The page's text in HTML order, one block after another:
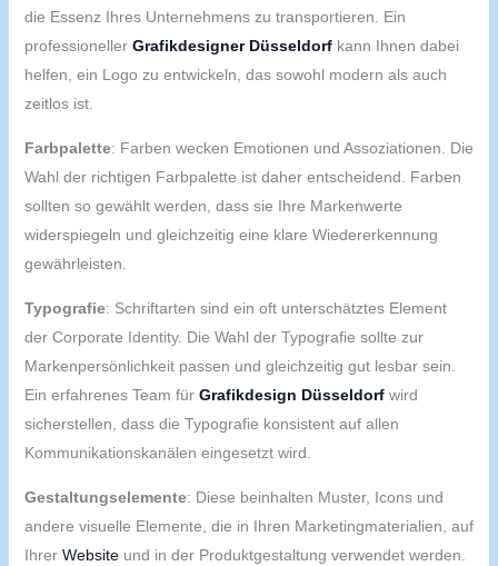
die Essenz Ihres Unternehmens zu transportieren. Ein
professioneller Grafikdesigner Düsseldorfkann Ihnen dabei
helfen, ein Logo zu entwickeln, das sowohl modern als auch
zeitlos ist.
Farbpalette: Farben wecken Emotionen und Assoziationen. Die
Wahl der richtigen Farbpalette ist daher entscheidend. Farben
sollten so gewählt werden, dass sie Ihre Markenwerte
widerspiegeln und gleichzeitig eine klare Wiedererkennung
gewährleisten.
Typografie: Schriftarten sind ein oft unterschätztes Element
der Corporate Identity. Die Wahl der Typografie sollte zur
Markenpersönlichkeit passen und gleichzeitig gut lesbar sein.
Ein erfahrenes Team für Grafikdesign Düsseldorfwird
sicherstellen, dass die Typografie konsistent auf allen
Kommunikationskanälen eingesetzt wird.
Gestaltungselemente: Diese beinhalten Muster, Icons und
andere visuelle Elemente, die in Ihren Marketingmaterialien, auf
Ihrer Websiteund in der Produktgestaltung verwendet werden.